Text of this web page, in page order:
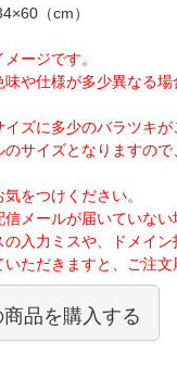
（cm）
ージです。
や仕様が多少異なる場
ズに多少のバラツキが
サイズとなりますの
気をつけください。
信メールが届いていな
の入力ミスや、ドメイン
ただきますと、ご注文
商品を購入する